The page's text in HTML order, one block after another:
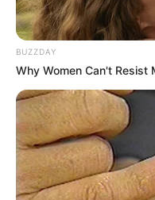
BUZZDAY
Why Women Can't Resist